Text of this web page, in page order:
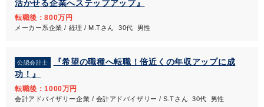
活かせる企業へステップアップ』
転職後：800万円
メーカー系企業 / 経理 / M.Tさん 30代 男性
公認会計士
『希望の職種へ転職！倍近くの年収アップに成
功！』
転職後：1000万円
会計アドバイザリー企業 / 会計アドバイザリー / S.Tさん 30代 男性